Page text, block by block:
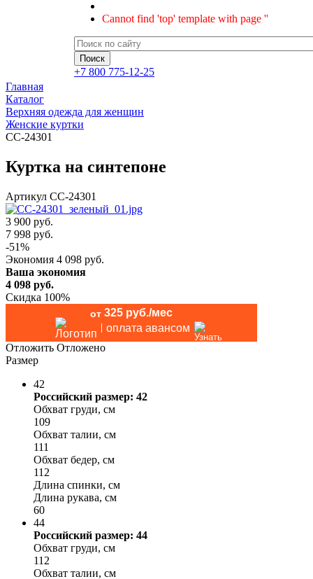
Cannot find 'top' template with page ''
+7 800 775-12-25
Главная
Каталог
Верхняя одежда для женщин
Женские куртки
CC-24301
Куртка на синтепоне
Артикул CC-24301
3 900 руб.
7 998 руб.
-51%
Экономия 4 098 руб.
Ваша экономия
4 098 руб.
Скидка 100%
от 325 руб./мес
оплата авансом
Отложить Отложено
Размер
42
Российский размер: 42
Обхват груди, см
109
Обхват талии, см
111
Обхват бедер, см
112
Длина спинки, см
Длина рукава, см
60
44
Российский размер: 44
Обхват груди, см
112
Обхват талии, см